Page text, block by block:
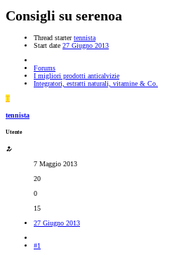
Consigli su serenoa
Thread starter tennista
Start date 27 Giugno 2013
Forums
I migliori prodotti anticalvizie
Integratori, estratti naturali, vitamine & Co.
T
tennista
Utente
7 Maggio 2013
20
0
15
27 Giugno 2013
#1